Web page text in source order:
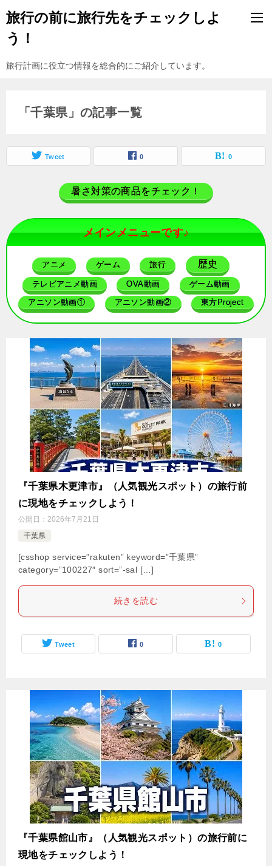
旅行の前に旅行先をチェックしよ
う！
旅行計画に役立つ情報を総合的にご紹介しています。
「千葉県」の記事一覧
Tweet 0 0
暑さ対策の商品をチェック！
メインメニューです♪
アニメ ゲーム 旅行 歴史
テレビアニメ動画 OVA動画 ゲーム動画
アニソン動画① アニソン動画② 東方Project
『千葉県木更津市』（人気観光スポット）の旅行前
に現地をチェックしよう！
公開日： 2026年7月21日
千葉県
[csshop service=”rakuten” keyword=”千葉県”
category=”100227″ sort=”-sal […]
続きを読む
Tweet 0 0
『千葉県館山市』（人気観光スポット）の旅行前に
現地をチェックしよう！